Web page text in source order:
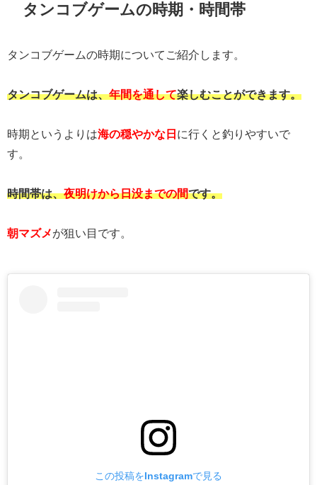
タンコブゲームの時期・時間帯
タンコブゲームの時期についてご紹介します。
タンコブゲームは、年間を通して楽しむことができます。
時期というよりは海の穏やかな日 に行くと釣りやすいで
す。
時間帯は、夜明けから日没までの間です。
朝マズメが狙い目です。
この投稿をInstagramで見る